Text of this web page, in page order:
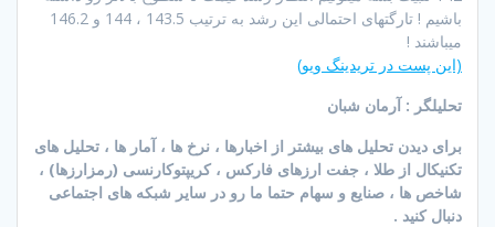
باشیم ! تارگتهای احتمالی این رشد به ترتیب 143.5 ، 144 و 146.2
میباشند !
(این پست در تریدینگ ویو)
تحلیلگر : آرمان شبان
برای دیدن تحلیل های بیشتر از اخبارها ، نرخ ها ، آمار ها ، تحلیل های
تکنیکال از طلا ، جفت ارزهای فارکس ، کریپتوکارنسی (رمزارزها) ،
شاخص ها ، صنایع و سهام حتما ما رو در سایر شبکه های اجتماعی
دنبال کنید .